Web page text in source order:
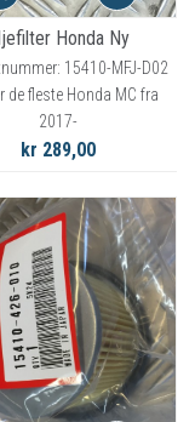
Honda Ny
15410-MFJ-D02
de fleste Honda MC fra
2017-
kr 289,00